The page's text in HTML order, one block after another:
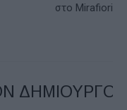
στο Mirafiori
ΔΗΜΙΟΥΡΓΟ